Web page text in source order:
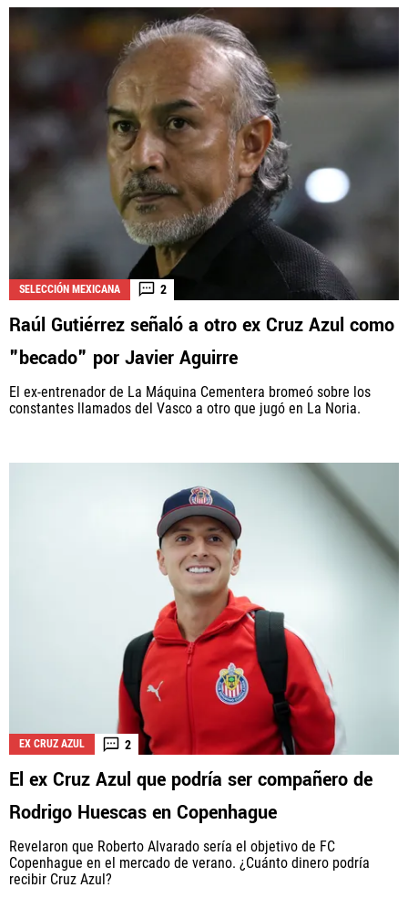
SELECCIÓN MEXICANA 2
Raúl Gutiérrez señaló a otro ex Cruz Azul como
"becado" por Javier Aguirre
El ex-entrenador de La Máquina Cementera bromeó sobre los
constantes llamados del Vasco a otro que jugó en La Noria.
EX CRUZ AZUL 2
El ex Cruz Azul que podría ser compañero de
Rodrigo Huescas en Copenhague
Revelaron que Roberto Alvarado sería el objetivo de FC
Copenhague en el mercado de verano. ¿Cuánto dinero podría
recibir Cruz Azul?